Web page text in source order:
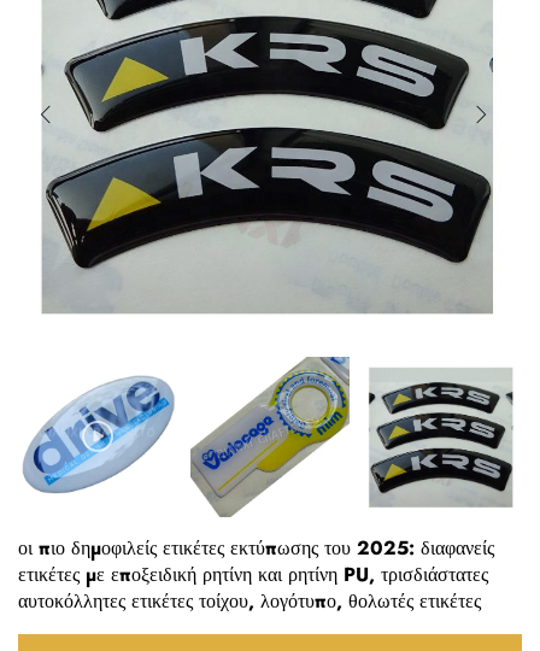
οι πιο δημοφιλείς ετικέτες εκτύπωσης του 2025: διαφανείς
ετικέτες με εποξειδική ρητίνη και ρητίνη PU, τρισδιάστατες
αυτοκόλλητες ετικέτες τοίχου, λογότυπο, θολωτές ετικέτες